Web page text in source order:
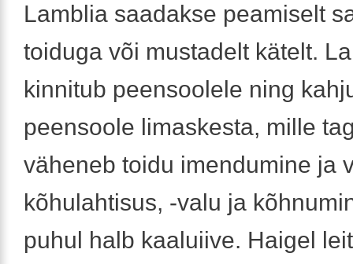
Lamblia saadakse peamiselt
toiduga või mustadelt kätelt.
kinnitub peensoolele ning
peensoole limaskesta, mille
väheneb toidu imendumine ja
kõhulahtisus, -valu ja
puhul halb kaaluiive. Haigel